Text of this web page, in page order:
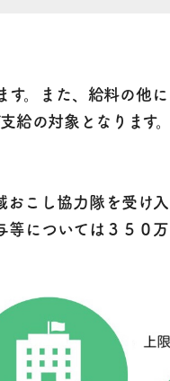
。また、給料の他
給の対象となります
こし協力隊を受け
については３５０